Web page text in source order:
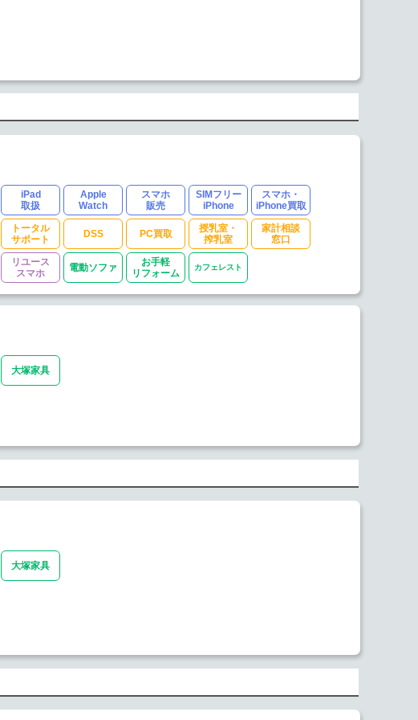
iPad
取扱
Apple
Watch
スマホ
販売
SIMフリー
iPhone
スマホ・
iPhone買取
トータル
サポート
DSS PC買取
授乳室・
搾乳室
家計相談
窓口
リユース
スマホ
電動ソファ
お手軽
リフォーム
カフェレスト
大塚家具
大塚家具